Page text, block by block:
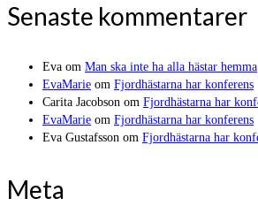
Senaste kommentarer
Eva om Man ska inte ha alla hästar hemma
EvaMarie om Fjordhästarna har konferens
Carita Jacobson om Fjordhästarna har
EvaMarie om Fjordhästarna har konferens
Eva Gustafsson om Fjordhästarna har
Meta